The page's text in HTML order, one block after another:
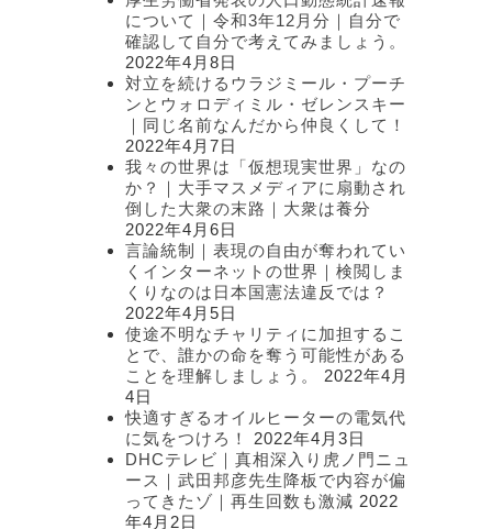
について｜令和3年12月分｜自分で
確認して自分で考えてみましょう。
2022年4月8日
対立を続けるウラジミール・プーチ
ンとウォロディミル・ゼレンスキー
｜同じ名前なんだから仲良くして！
2022年4月7日
我々の世界は「仮想現実世界」なの
か？｜大手マスメディアに扇動され
倒した大衆の末路｜大衆は養分
2022年4月6日
言論統制｜表現の自由が奪われてい
くインターネットの世界｜検閲しま
くりなのは日本国憲法違反では？
2022年4月5日
使途不明なチャリティに加担するこ
とで、誰かの命を奪う可能性がある
ことを理解しましょう。
2022年4月
4日
快適すぎるオイルヒーターの電気代
に気をつけろ！
2022年4月3日
DHCテレビ｜真相深入り虎ノ門ニュ
ース｜武田邦彦先生降板で内容が偏
ってきたゾ｜再生回数も激減 2022
年4月2日